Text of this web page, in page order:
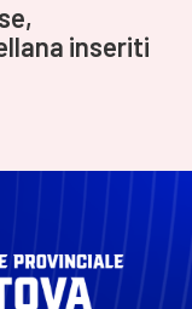
inseriti